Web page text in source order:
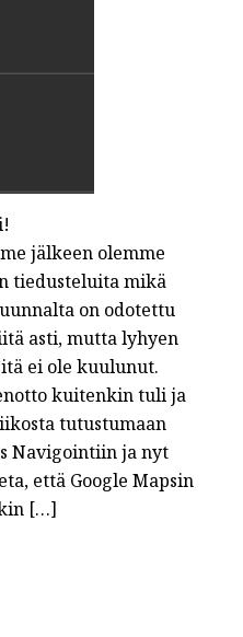
jälkeen olemme
tiedusteluita mikä
on odotettu
asti, mutta lyhyen
ei ole kuulunut.
kuitenkin tuli ja
tutustumaan
Navigointiin ja nyt
että Google Mapsin
[…]